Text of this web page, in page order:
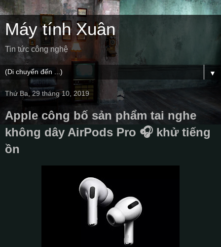
Máy tính Xuân
Tin tức công nghệ
▼
Thứ Ba, 29 tháng 10, 2019
Apple công bố sản phẩm tai nghe
không dây AirPods Pro 🎧 khử tiếng
ồn